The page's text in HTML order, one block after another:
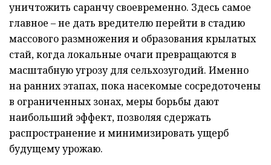
уничтожить саранчу своевременно. Здесь самое
главное – не дать вредителю перейти в стадию
массового размножения и образования крылатых
стай, когда локальные очаги превращаются в
масштабную угрозу для сельхозугодий. Именно
на ранних этапах, пока насекомые сосредоточены
в ограниченных зонах, меры борьбы дают
наибольший эффект, позволяя сдержать
распространение и минимизировать ущерб
будущему урожаю.